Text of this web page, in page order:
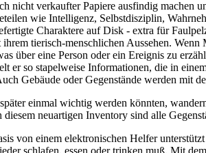
nicht verkaufter Papiere ausfindig
wie Intelligenz, Selbstdisziplin,
Charaktere auf Disk - extra für
tierisch-menschlichen Aussehen.
über eine Person oder ein Ereignis zu
er so stapelweise Informationen, die in
Gebäude oder Gegenstände werden mit
einmal wichtig werden könnten,
neuartigen Inventory sind alle
von einem elektronischen Helfer
schlafen, essen oder trinken muß. Mit